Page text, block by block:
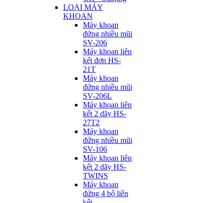
LOẠI MÁY
KHOAN
Máy khoan
đứng nhiều mũi
SV-206
Máy khoan liên
kết đơn HS-
21T
Máy khoan
đứng nhiều mũi
SV-206L
Máy khoan liên
kết 2 dãy HS-
27T2
Máy khoan
đứng nhiều mũi
SV-106
Máy khoan liên
kết 2 dãy HS-
TWINS
Máy khoan
đứng 4 bộ liên